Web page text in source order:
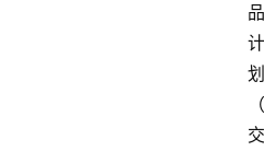
品
计
划
（
交